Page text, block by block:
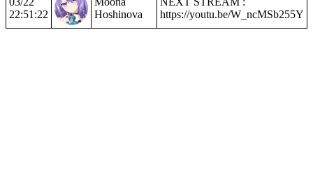
22:51:22
Hoshinova
https://youtu.be/W_ncMSb255Y